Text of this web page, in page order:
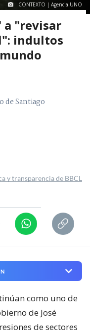
CONTEXTO | Agencia UNO
a "revisar
indultos
de Santiago
y transparencia de BBCL
como uno de
de José
de sectores